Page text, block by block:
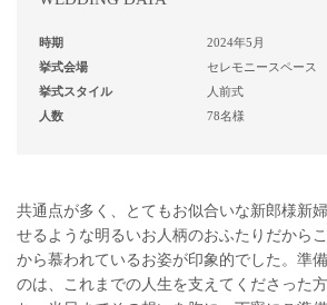
時期
2024年5月
挙式会場
セレモニースペース
挙式スタイル
人前式
人数
78名様
共通点が多く、とてもお似合いな新郎様新
せるような明るいお人柄のおふたりだから
から慕われているお姿が印象的でした。準
のは、これまでの人生を支えてくださった